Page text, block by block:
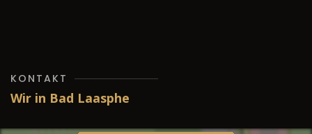
KONTAKT
Wir in Bad Laasphe